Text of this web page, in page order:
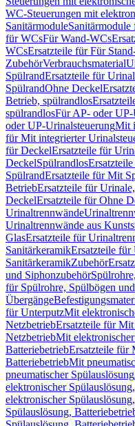
WC-Steuerungen mit
Sanitärmodule
für WCsFür Wand-WCs
WCsErsatzteile für Für
ZubehörVerbrauchsmaterial
SpülrandErsatzteile für
SpülrandOhne Deckel
Betrieb, spülrandlos
spülrandlosFür AP- oder
oder UP-UrinalsteuerungMit
für Mit integrierter
für DeckelErsatzteile für
DeckelSpülrandlos
SpülrandErsatzteile für Mit
BetriebErsatzteile für
DeckelErsatzteile für Ohne
Urinaltrennwände
Urinaltrennwände aus
GlasErsatzteile für
SanitärkeramikErsatzteile für
SanitärkeramikZubehör
und Siphonzubehör
für Spülrohre, Spülbögen und
Übergänge
für UnterputzMit
NetzbetriebErsatzteile für
NetzbetriebMit
BatteriebetriebErsatzteile für
BatteriebetriebMit
pneumatischer Spülauslösung
elektronischer
elektronischer
Spülauslösung,